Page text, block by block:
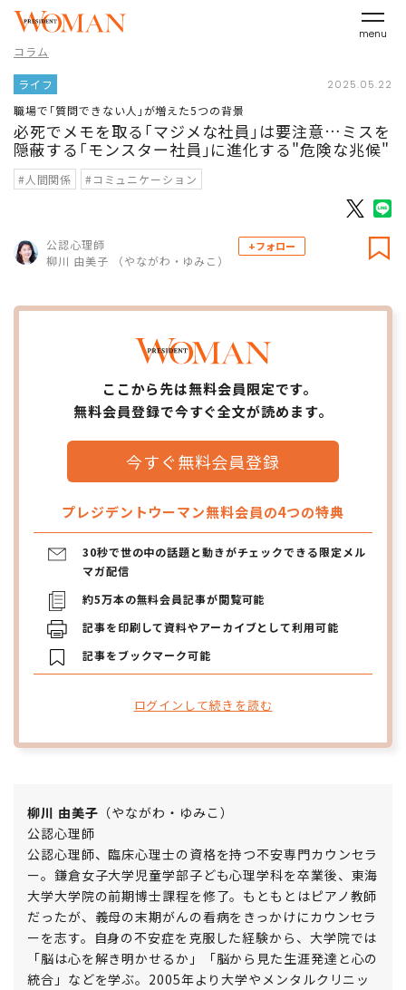
menu
コラム
ライフ 2025.05.22
職場で｢質問できない人｣が増えた5つの背景
必死でメモを取る｢マジメな社員｣は要注意…ミスを
隠蔽する｢モンスター社員｣に進化する"危険な兆候"
#人間関係 #コミュニケーション
公認心理師
柳川 由美子 （やながわ・ゆみこ）
+フォロー
ここから先は無料会員限定です。
無料会員登録で今すぐ全文が読めます。
今すぐ無料会員登録
プレジデントウーマン無料会員の4つの特典
30秒で世の中の話題と動きがチェックできる限定メル
マガ配信
約5万本の無料会員記事が閲覧可能
記事を印刷して資料やアーカイブとして利用可能
記事をブックマーク可能
ログインして続きを読む
柳川 由美子 （やながわ・ゆみこ）
公認心理師
公認心理師、臨床心理士の資格を持つ不安専門カウンセラ
ー。鎌倉女子大学児童学部子ども心理学科を卒業後、東海
大学大学院の前期博士課程を修了。もともとはピアノ教師
だったが、義母の末期がんの看病をきっかけにカウンセラ
ーを志す。自身の不安症を克服した経験から、大学院では
「脳は心を解き明かせるか」「脳から見た生涯発達と心の
統合」などを学ぶ。2005年より大学やメンタルクリニッ